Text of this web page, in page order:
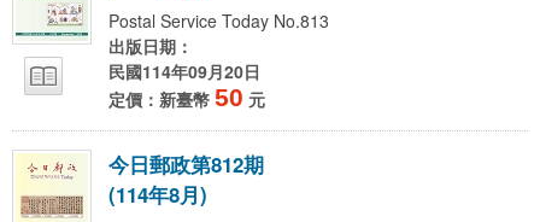
Postal Service Today No.813
出版日期：
民國114年09月20日
定價：新臺幣 50 元
今日郵政第812期
(114年8月)